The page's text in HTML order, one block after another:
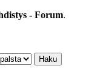
- Forum.